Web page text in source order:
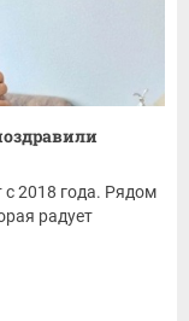
с 2018 года. Рядом
радует